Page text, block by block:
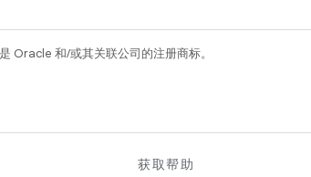
Oracle 和/或其关联公司的注册商标。
获取帮助